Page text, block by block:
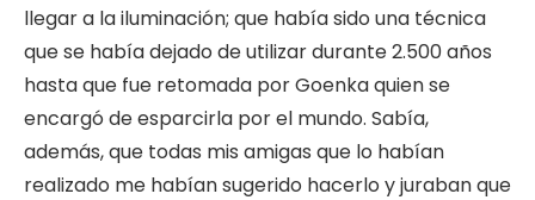
llegar a la iluminación; que había sido una técnica
que se había dejado de utilizar durante 2.500 años
hasta que fue retomada por Goenka quien se
encargó de esparcirla por el mundo. Sabía,
además, que todas mis amigas que lo habían
realizado me habían sugerido hacerlo y juraban que